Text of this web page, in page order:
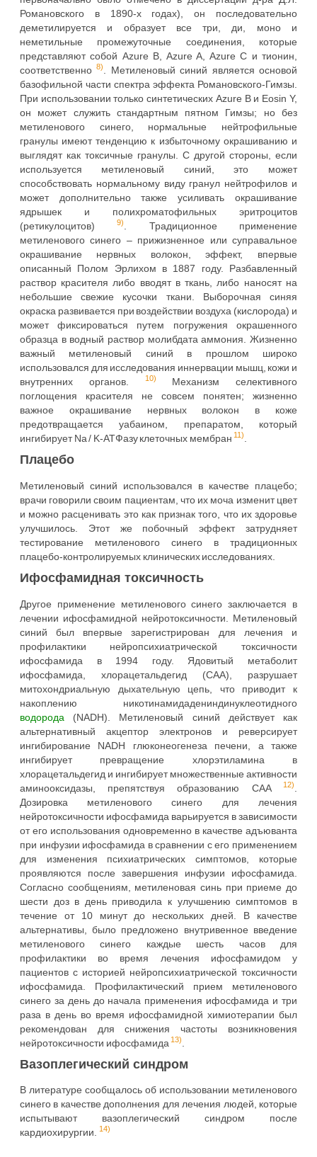
Романовского в 1890-х годах), он последовательно
деметилируется и образует все три, ди, моно и
неметильные промежуточные соединения, которые
представляют собой Azure B, Azure A, Azure C и тионин,
соответственно8)
. Метиленовый синий является основой
базофильной части спектра эффекта Романовского-Гимзы.
При использовании только синтетических Azure B и Eosin Y,
он может служить стандартным пятном Гимзы; но без
метиленового синего, нормальные нейтрофильные
гранулы имеют тенденцию к избыточному окрашиванию и
выглядят как токсичные гранулы. С другой стороны, если
используется метиленовый синий, это может
способствовать нормальному виду гранул нейтрофилов и
может дополнительно также усиливать окрашивание
ядрышек и полихроматофильных эритроцитов
(ретикулоцитов)9)
. Традиционное применение
метиленового синего – прижизненное или суправальное
окрашивание нервных волокон, эффект, впервые
описанный Полом Эрлихом в 1887 году. Разбавленный
раствор красителя либо вводят в ткань, либо наносят на
небольшие свежие кусочки ткани. Выборочная синяя
окраска развивается при воздействии воздуха (кислорода) и
может фиксироваться путем погружения окрашенного
образца в водный раствор молибдата аммония. Жизненно
важный метиленовый синий в прошлом широко
использовался для исследования иннервации мышц, кожи и
внутренних органов.
10)
Механизм селективного
поглощения красителя не совсем понятен; жизненно
важное окрашивание нервных волокон в коже
предотвращается уабаином, препаратом, который
ингибирует Na / K-АТФазу клеточных мембран11)
Плацебо
Метиленовый синий использовался в качестве плацебо;
врачи говорили своим пациентам, что их моча изменит цвет
и можно расценивать это как признак того, что их здоровье
улучшилось. Этот же побочный эффект затрудняет
тестирование метиленового синего в традиционных
плацебо-контролируемых клинических исследованиях.
Ифосфамидная токсичность
Другое применение метиленового синего заключается в
лечении ифосфамидной нейротоксичности. Метиленовый
синий был впервые зарегистрирован для лечения и
профилактики нейропсихиатрической токсичности
ифосфамида в 1994 году. Ядовитый метаболит
ифосфамида, хлорацетальдегид (CAA), разрушает
митохондриальную дыхательную цепь, что приводит к
накоплению никотинамидадениндинуклеотидного
водорода (NADH). Метиленовый синий действует как
альтернативный акцептор электронов и реверсирует
ингибирование NADH глюконеогенеза печени, а также
ингибирует превращение хлорэтиламина в
хлорацетальдегид и ингибирует множественные активности
аминооксидазы, препятствуя образованию CAA
12)
Дозировка метиленового синего для лечения
нейротоксичности ифосфамида варьируется в зависимости
от его использования одновременно в качестве адъюванта
при инфузии ифосфамида в сравнении с его применением
для изменения психиатрических симптомов, которые
проявляются после завершения инфузии ифосфамида.
Согласно сообщениям, метиленовая синь при приеме до
шести доз в день приводила к улучшению симптомов в
течение от 10 минут до нескольких дней. В качестве
альтернативы, было предложено внутривенное введение
метиленового синего каждые шесть часов для
профилактики во время лечения ифосфамидом у
пациентов с историей нейропсихиатрической токсичности
ифосфамида. Профилактический прием метиленового
синего за день до начала применения ифосфамида и три
раза в день во время ифосфамидной химиотерапии был
рекомендован для снижения частоты возникновения
нейротоксичности ифосфамида13)
Вазоплегический синдром
В литературе сообщалось об использовании метиленового
синего в качестве дополнения для лечения людей, которые
испытывают вазоплегический синдром после
кардиохирургии. 14)